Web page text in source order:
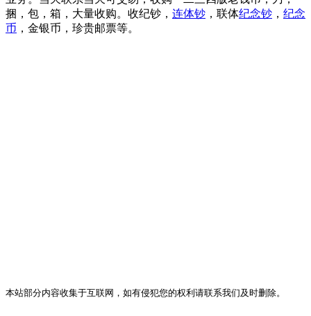
捆，包，箱，大量收购。收纪钞， 连体钞 ，联体纪念钞 ， 纪念
币 ，金银币，珍贵邮票等。
本站部分内容收集于互联网，如有侵犯您的权利请联系我们及时删除。